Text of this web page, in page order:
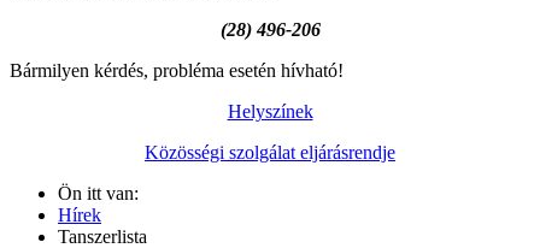
(28) 496-206
Bármilyen kérdés, probléma esetén hívható!
Helyszínek
Közösségi szolgálat eljárásrendje
Ön itt van:
Hírek
Tanszerlista